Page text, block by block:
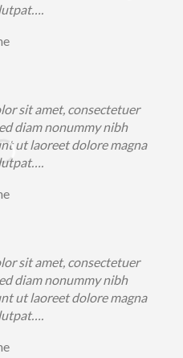
sit amet, consectetuer
diam nonummy nibh
ut laoreet dolore magna
sit amet, consectetuer
diam nonummy nibh
ut laoreet dolore magna